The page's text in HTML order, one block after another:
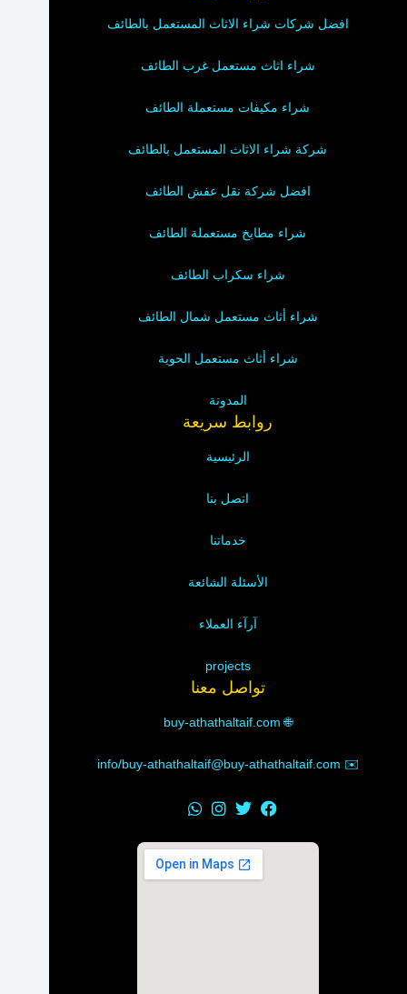
افضل شركات شراء الاثاث المستعمل بالطائف
شراء اثاث مستعمل غرب الطائف
شراء مكيفات مستعملة الطائف
شركة شراء الاثاث المستعمل بالطائف
افضل شركة نقل عفش الطائف
شراء مطابخ مستعملة الطائف
شراء سكراب الطائف
شراء أثاث مستعمل شمال الطائف
شراء أثاث مستعمل الحوية
المدونة
روابط سريعة
الرئيسية
اتصل بنا
خدماتنا
الأسئلة الشائعة
آرآء العملاء
projects
تواصل معنا
🌐
buy-athathaltaif.com
✉️
info/buy-athathaltaif@buy-athathaltaif.com